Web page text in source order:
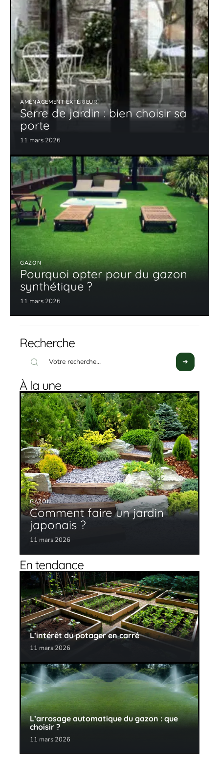
AMÉNAGEMENT EXTÉRIEUR
Serre de jardin : bien choisir sa
porte
11 mars 2026
GAZON
Pourquoi opter pour du gazon
synthétique ?
11 mars 2026
Recherche
À la une
GAZON
Comment faire un jardin
japonais ?
11 mars 2026
En tendance
L’intérêt du potager en carré
11 mars 2026
L’arrosage automatique du gazon : que
choisir ?
11 mars 2026